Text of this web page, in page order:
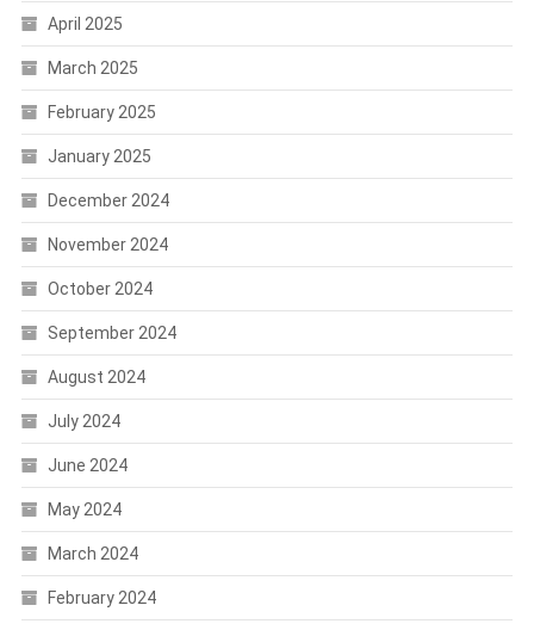
April 2025
March 2025
February 2025
January 2025
December 2024
November 2024
October 2024
September 2024
August 2024
July 2024
June 2024
May 2024
March 2024
February 2024